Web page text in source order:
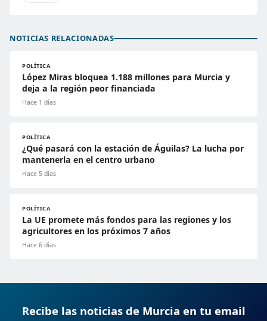
NOTICIAS RELACIONADAS
POLÍTICA
López Miras bloquea 1.188 millones para Murcia y
deja a la región peor financiada
Hace 1 días
POLÍTICA
¿Qué pasará con la estación de Águilas? La lucha por
mantenerla en el centro urbano
Hace 5 días
POLÍTICA
La UE promete más fondos para las regiones y los
agricultores en los próximos 7 años
Hace 6 días
Recibe las noticias de Murcia en tu email